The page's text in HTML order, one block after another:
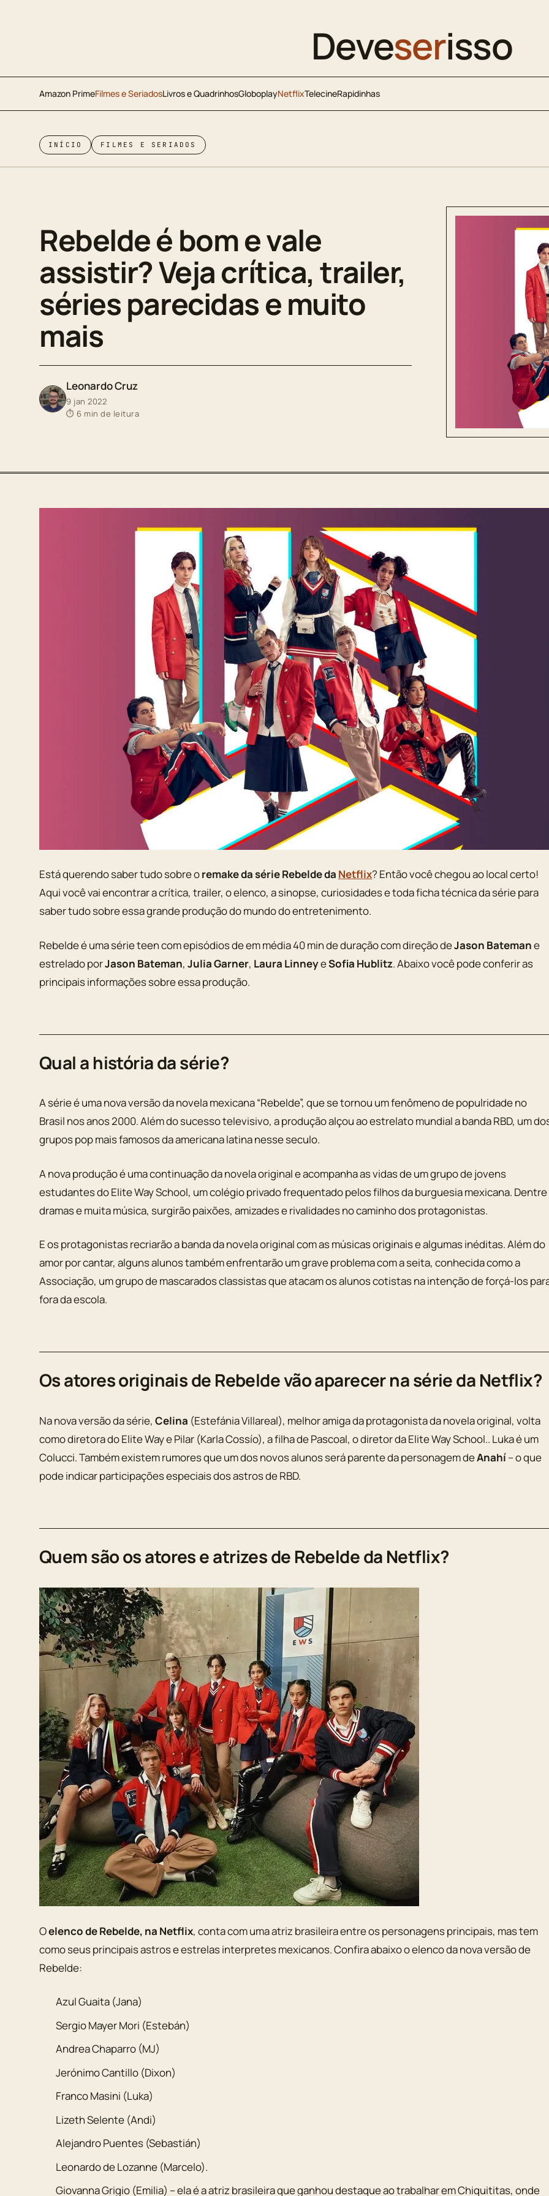
Deveserisso
Amazon PrimeFilmes e SeriadosLivros e QuadrinhosGloboplayNetflixTelecineRapidinhas
INÍCIO FILMES E SERIADOS
Rebelde é bom e vale
assistir? Veja crítica, trailer,
séries parecidas e muito
mais
Leonardo Cruz
9 jan 2022
⏱ 6 min de leitura
Está querendo saber tudo sobre oremake da série Rebelde da Netflix? Então você chegou ao local certo!
Aqui você vai encontrar a crítica, trailer, o elenco, a sinopse, curiosidades e toda ficha técnica da série para
saber tudo sobre essa grande produção do mundo do entretenimento.
Rebelde é uma série teen com episódios de em média 40 min de duração com direção deJason Batemane
estrelado porJason Bateman, Julia Garner, Laura LinneyeSofia Hublitz. Abaixo você pode conferir as
principais informações sobre essa produção.
Qual a história da série?
A série é uma nova versão da novela mexicana “Rebelde”, que se tornou um fenômeno de populridade no
Brasil nos anos 2000. Além do sucesso televisivo, a produção alçou ao estrelato mundial a banda RBD, um
grupos pop mais famosos da americana latina nesse seculo.
A nova produção é uma continuação da novela original e acompanha as vidas de um grupo de jovens
estudantes do Elite Way School, um colégio privado frequentado pelos filhos da burguesia mexicana. Dentre
dramas e muita música, surgirão paixões, amizades e rivalidades no caminho dos protagonistas.
E os protagonistas recriarão a banda da novela original com as músicas originais e algumas inéditas. Além do
amor por cantar, alguns alunos também enfrentarão um grave problema com a seita, conhecida como a
Associação, um grupo de mascarados classistas que atacam os alunos cotistas na intenção de forçá-los
fora da escola.
Os atores originais de Rebelde vão aparecer na série da Netflix?
Na nova versão da série, Celina (Estefánia Villareal), melhor amiga da protagonista da novela original, volta
como diretora do Elite Way e Pilar (Karla Cossío), a filha de Pascoal, o diretor da Elite Way School.. Luka é um
Colucci. Também existem rumores que um dos novos alunos será parente da personagem deAnahí– o que
pode indicar participações especiais dos astros de RBD.
Quem são os atores e atrizes de Rebelde da Netflix?
Oelenco de Rebelde, na Netflix, conta com uma atriz brasileira entre os personagens principais, mas tem
como seus principais astros e estrelas interpretes mexicanos. Confira abaixo o elenco da nova versão de
Rebelde:
Azul Guaita (Jana)
Sergio Mayer Mori (Estebán)
Andrea Chaparro (MJ)
Jerónimo Cantillo (Dixon)
Franco Masini (Luka)
Lizeth Selente (Andi)
Alejandro Puentes (Sebastián)
Leonardo de Lozanne (Marcelo).
Giovanna Grigio (Emilia) – ela é a atriz brasileira que ganhou destaque ao trabalhar em Chiquititas, onde